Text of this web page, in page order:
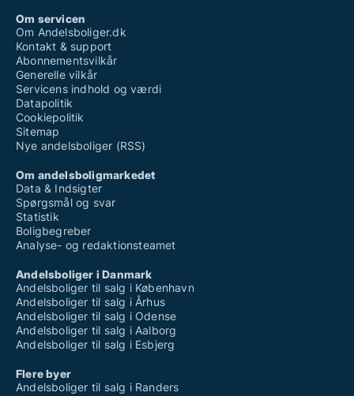
Om servicen
Om Andelsboliger.dk
Kontakt & support
Abonnementsvilkår
Generelle vilkår
Servicens indhold og værdi
Datapolitik
Cookiepolitik
Sitemap
Nye andelsboliger (RSS)
Om andelsboligmarkedet
Data & Indsigter
Spørgsmål og svar
Statistik
Boligbegreber
Analyse- og redaktionsteamet
Andelsboliger i Danmark
Andelsboliger til salg i København
Andelsboliger til salg i Århus
Andelsboliger til salg i Odense
Andelsboliger til salg i Aalborg
Andelsboliger til salg i Esbjerg
Flere byer
Andelsboliger til salg i Randers